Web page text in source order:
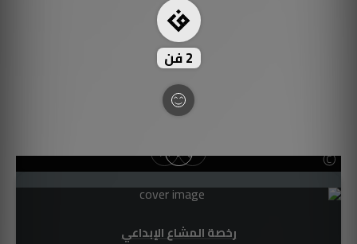
2فن
رخصة المشاع الإبداعي